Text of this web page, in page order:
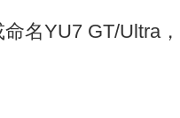
名YU7 GT/Ultra，